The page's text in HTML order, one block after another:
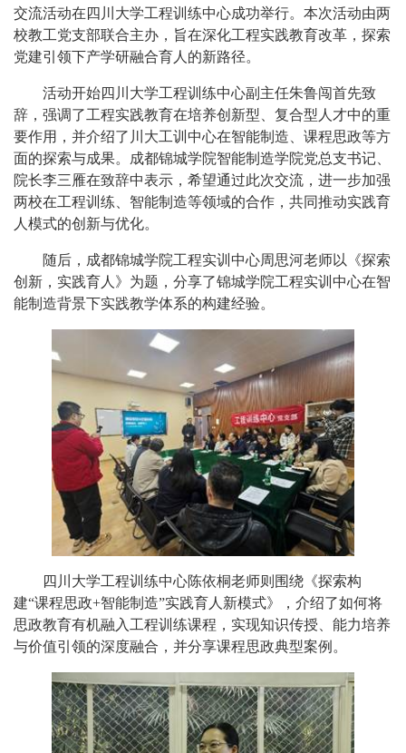
交流活动在四川大学工程训练中心成功举行。本次活动由两
校教工党支部联合主办，旨在深化工程实践教育改革，探索
党建引领下产学研融合育人的新路径。
活动开始四川大学工程训练中心副主任朱鲁闯首先致
辞，强调了工程实践教育在培养创新型、复合型人才中的重
要作用，并介绍了川大工训中心在智能制造、课程思政等方
面的探索与成果。成都锦城学院智能制造学院党总支书记、
院长李三雁在致辞中表示，希望通过此次交流，进一步加强
两校在工程训练、智能制造等领域的合作，共同推动实践育
人模式的创新与优化。
随后，成都锦城学院工程实训中心周思河老师以《探索
创新，实践育人》为题，分享了锦城学院工程实训中心在智
能制造背景下实践教学体系的构建经验。
四川大学工程训练中心陈依桐老师则围绕《探索构
建“课程思政+智能制造”实践育人新模式》，介绍了如何将
思政教育有机融入工程训练课程，实现知识传授、能力培养
与价值引领的深度融合，并分享课程思政典型案例。